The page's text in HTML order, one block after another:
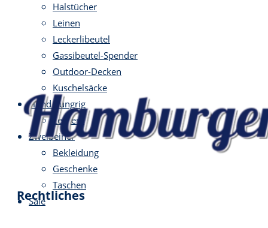
Halstücher
Leinen
Leckerlibeutel
Gassibeutel-Spender
Outdoor-Decken
Kuschelsäcke
Hund hungrig
Leckerli
Zweibeiner
Bekleidung
Geschenke
Taschen
Sale
Rechtliches